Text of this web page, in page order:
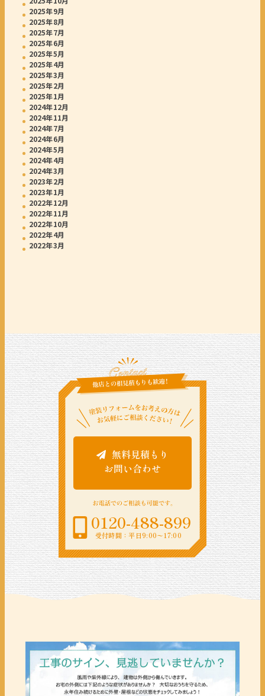
2025年9月
2025年8月
2025年7月
2025年6月
2025年5月
2025年4月
2025年3月
2025年2月
2025年1月
2024年12月
2024年11月
2024年7月
2024年6月
2024年5月
2024年4月
2024年3月
2023年2月
2023年1月
2022年12月
2022年11月
2022年10月
2022年4月
2022年3月
無料見積もり
お問い合わせ
0120-488-899
受付時間：平日9:00〜17:00